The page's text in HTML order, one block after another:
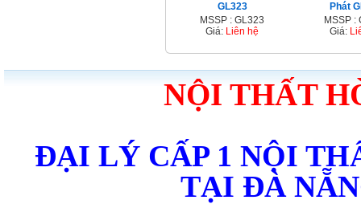
GL323
MSSP : GL323
Giá: Liên hệ
Phát
MSSP :
Giá:
NỘI THẤT
ĐẠI LÝ CẤP 1 NỘI
TẠI ĐÀ